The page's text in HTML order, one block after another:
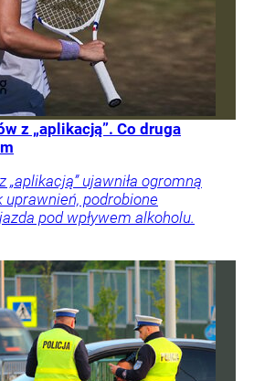
z „aplikacją”. Co druga
ujawniła ogromną
uprawnień, podrobione
pod wpływem alkoholu.